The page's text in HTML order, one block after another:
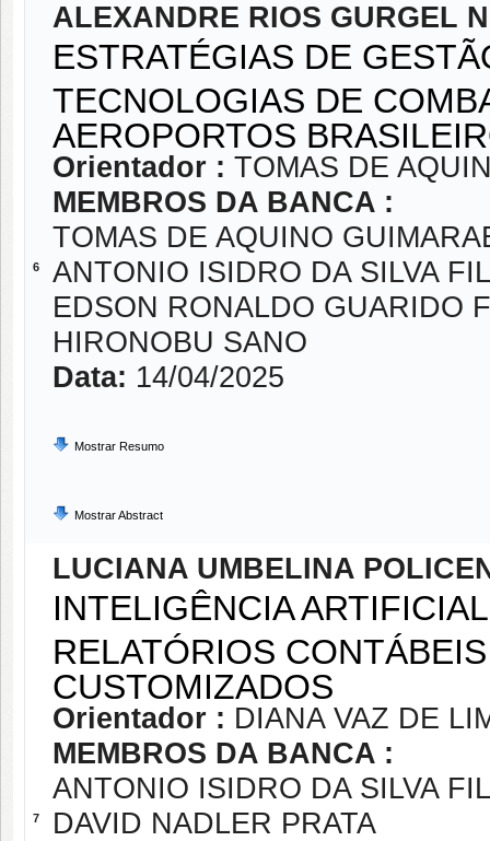
6
ALEXANDRE RIOS GURGEL
ESTRATÉGIAS DE
TECNOLOGIAS DE
AEROPORTOS
Orientador : TOMAS DE
MEMBROS DA BANCA :
TOMAS DE AQUINO
ANTONIO ISIDRO DA SILVA
EDSON RONALDO GUARIDO
HIRONOBU SANO
Data: 14/04/2025
Mostrar Resumo
Mostrar Abstract
7
LUCIANA UMBELINA
INTELIGÊNCIA
RELATÓRIOS
CUSTOMIZADOS
Orientador : DIANA VAZ DE
MEMBROS DA BANCA :
ANTONIO ISIDRO DA SILVA
DAVID NADLER PRATA